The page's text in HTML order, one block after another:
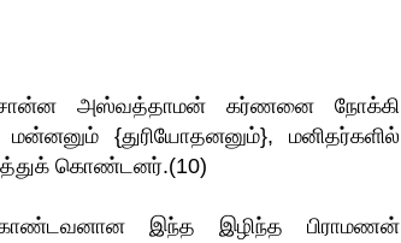
அஸ்வத்தாமன் கர்ணனை நோக்கி
{துரியோதனனும்}, மனிதர்களில்
கொண்டனர்.(10)
இந்த இழிந்த பிராமணன்